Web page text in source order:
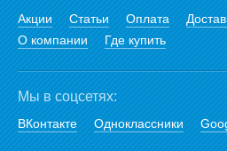
Акции Статьи Оплата
О компании
Где купить
Мы в соцсетях:
ВКонтакте Одноклассники